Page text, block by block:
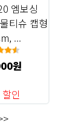
엠보싱
티슈 캡형
...
원
인